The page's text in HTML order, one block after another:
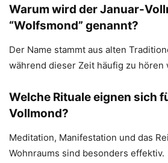
Warum wird der Januar-
“Wolfsmond” genannt?
Der Name stammt aus alten
während dieser Zeit häufig zu hören
Welche Rituale eignen sich
Vollmond?
Meditation, Manifestation und das
Wohnraums sind besonders effektiv.